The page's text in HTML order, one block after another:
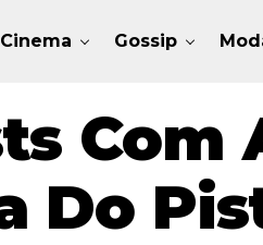
Cinema Gossip
Com
Do